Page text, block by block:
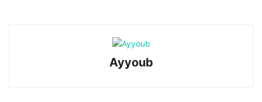
Ayyoub